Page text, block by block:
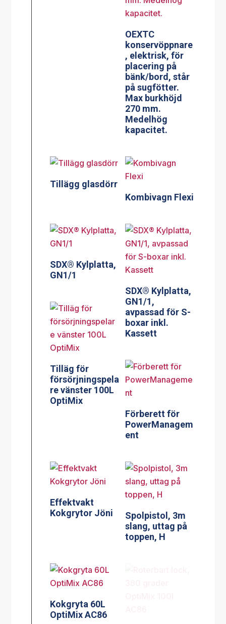
OEXTC
konservöppnare
, elektrisk, för
placering på
bänk/bord, står
på sugfötter.
Max burkhöjd
270 mm.
Medelhög
kapacitet.
Tillägg glasdörr
Kombivagn Flexi
SDX® Kylplatta,
GN1/1
SDX® Kylplatta,
GN1/1,
avpassad för S-
boxar inkl.
Kassett
Tilläg för
försörjningspela
re vänster 100L
OptiMix
Förberett för
PowerManagem
ent
Effektvakt
Kokgrytor Jöni
Spolpistol, 3m
slang, uttag på
toppen, H
Kokgryta 60L
OptiMix AC86